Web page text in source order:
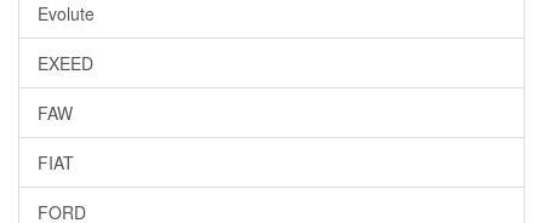
Evolute
EXEED
FAW
FIAT
FORD